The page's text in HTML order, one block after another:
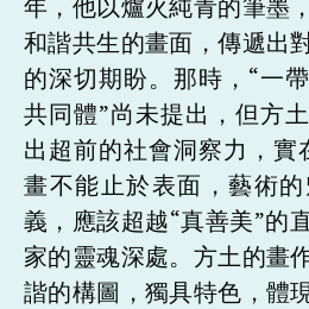
年，他以爐火純青的筆墨
和諧共生的畫面，傳遞出
的深切期盼。那時，“一
共同體”尚未提出，但方
出超前的社會洞察力，
畫不能止於表面，藝術
義，應該超越“真善美”的
家的靈魂深處。方土的畫
諧的構圖，獨具特色，體